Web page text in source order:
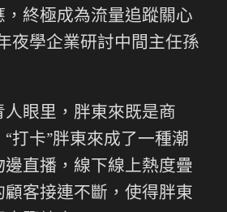
，終極成為流量追蹤關心
夜學企業研討中間主任孫
人眼里，胖東來既是商
打卡”胖東來成了一種潮
邊直播，線下線上熱度疊
客接連不斷，使得胖東